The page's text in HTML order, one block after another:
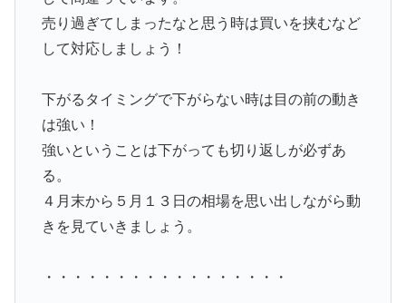
売り過ぎてしまったなと思う時は買いを挟むなど
して対応しましょう！
下がるタイミングで下がらない時は目の前の動き
は強い！
強いということは下がっても切り返しが必ずあ
る。
４月末から５月１３日の相場を思い出しながら動
きを見ていきましょう。
・・・・・・・・・・・・・・・・・